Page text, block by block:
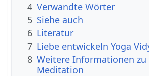
4 Verwandte Wörter
5 Siehe auch
6 Literatur
7 Liebe entwickeln Yoga
8 Weitere Informationen zu
Meditation